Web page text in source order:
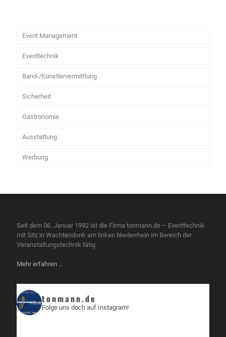
Event Management
Eventtechnik
Band-/Künstlervermittlung
Sicherheit
Gastronomie
Ausstattung
Werbung
Seit dem 06. Januar 1992 ist die Firma tonmann.de – Eventtechnik
mit Sitz in Wachtendonk am linken Niederrhein im Bereich der
Veranstaltungstechnik tätig.
Mehr erfahren ...
tonmann.de
Folge uns doch auf Instagram!